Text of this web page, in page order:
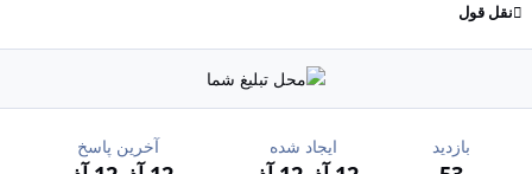
نقل قول
بازدید ایجاد شده آخرین پاسخ